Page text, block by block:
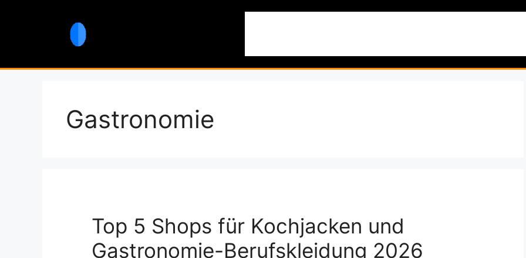
Gastronomie
Top 5 Shops für Kochjacken und
Gastronomie-Berufskleidung 2026